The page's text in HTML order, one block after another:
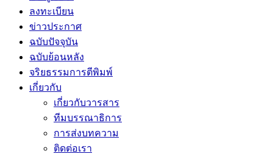
ลงทะเบียน
ข่าวประกาศ
ฉบับปัจจุบัน
ฉบับย้อนหลัง
จริยธรรมการตีพิมพ์
เกี่ยวกับ
เกี่ยวกับวารสาร
ทีมบรรณาธิการ
การส่งบทความ
ติดต่อเรา